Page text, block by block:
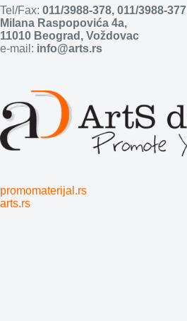
Tel/Fax: 011/3988-378, 011/3988-377
Milana Raspopovića 4a,
11010 Beograd, Voždovac
e-mail: info@arts.rs
promomaterijal.rs
arts.rs